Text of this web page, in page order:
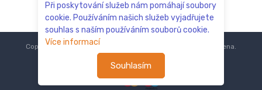
Při poskytování služeb nám pomáhají soubory
cookie. Používáním našich služeb vyjadřujete
souhlas s naším používáním souborů cookie.
Více informací
Souhlasím
Copyright © 2018-2024 Všechna práva vyhrazena.